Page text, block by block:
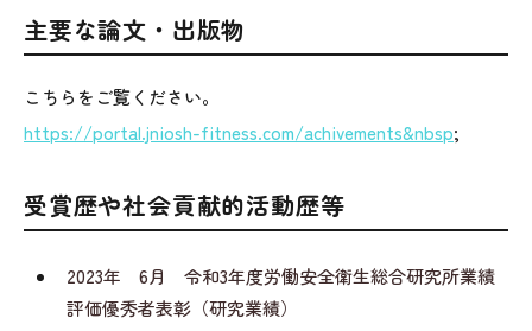
主要な論文・出版物
こちらをご覧ください。
https://portal.jniosh-fitness.com/achivements&nbsp;
受賞歴や社会貢献的活動歴等
2023年 6月 令和3年度労働安全衛生総合研究所業績
評価優秀者表彰（研究業績）